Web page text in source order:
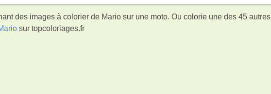
des images à colorier de Mario sur une moto. Ou colorie une des 45 autres
sur topcoloriages.fr